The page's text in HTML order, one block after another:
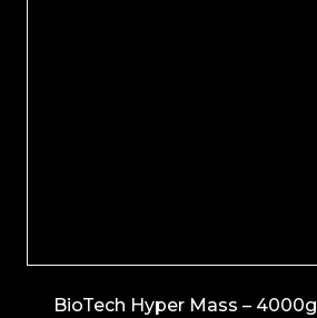
BioTech Hyper Mass – 4000g